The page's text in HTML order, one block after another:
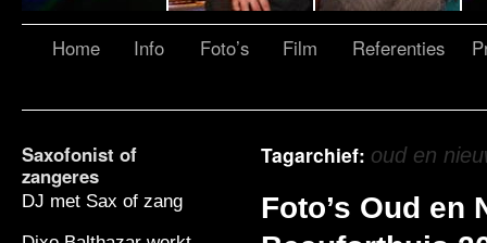
Home Info Foto’s Film Referenties
Saxofonist of
zangeres
DJ met Sax of zang
Tagarchief: oud en
Foto’s Oud en